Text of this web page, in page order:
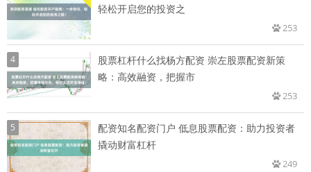
轻松开启您的投资之
253
4
股票杠杆什么找杨方配资 崇左股票配资新策
略：高效融资，把握市
253
5
配资知名配资门户 低息股票配资：助力投资者
撬动财富杠杆
249